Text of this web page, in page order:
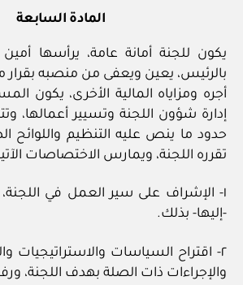
المادة السابعة
يكون للجنة أمانة عامة، يرأسها
بالرئيس، يعين ويعفى من منصبه بقرار
أجره ومزاياه المالية الأخرى، يكون
إدارة شؤون اللجنة وتسيير أعمالها،
حدود ما ينص عليه التنظيم واللوائح
تقرره اللجنة، ويمارس الاختصاصات
١- الإشراف على سير العمل في اللجنة،
-إليها- بذلك.
٢- اقتراح السياسات والاستراتيجيات
والإجراءات ذات الصلة بهدف اللجنة،